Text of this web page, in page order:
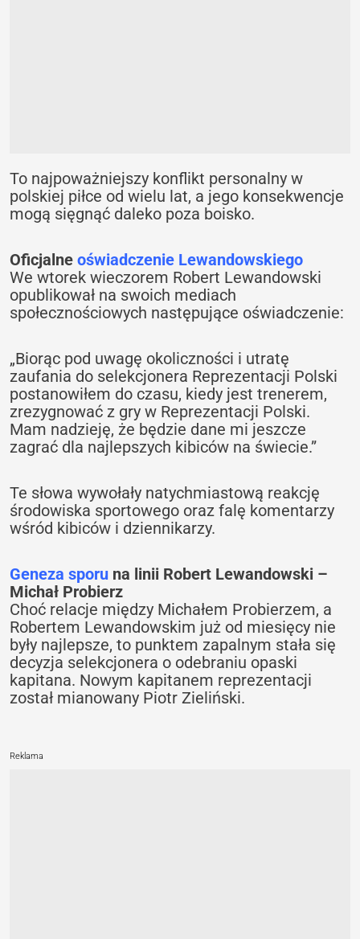
To najpoważniejszy konflikt personalny w
polskiej piłce od wielu lat, a jego konsekwencje
mogą sięgnąć daleko poza boisko.
Oficjalneoświadczenie Lewandowskiego
We wtorek wieczorem Robert Lewandowski
opublikował na swoich mediach
społecznościowych następujące oświadczenie:
„Biorąc pod uwagę okoliczności i utratę
zaufania do selekcjonera Reprezentacji Polski
postanowiłem do czasu, kiedy jest trenerem,
zrezygnować z gry w Reprezentacji Polski.
Mam nadzieję, że będzie dane mi jeszcze
zagrać dla najlepszych kibiców na świecie.”
Te słowa wywołały natychmiastową reakcję
środowiska sportowego oraz falę komentarzy
wśród kibiców i dziennikarzy.
Geneza sporu na linii Robert Lewandowski –
Michał Probierz
Choć relacje między Michałem Probierzem, a
Robertem Lewandowskim już od miesięcy nie
były najlepsze, to punktem zapalnym stała się
decyzja selekcjonera o odebraniu opaski
kapitana. Nowym kapitanem reprezentacji
został mianowany Piotr Zieliński.
Reklama